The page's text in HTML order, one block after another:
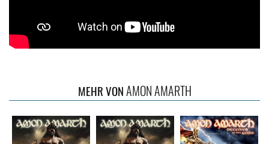
MEHR VONAMON AMARTH